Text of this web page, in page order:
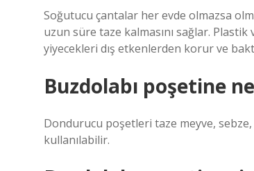
Soğutucu çantalar her evde olmazsa
uzun süre taze kalmasını sağlar.
yiyecekleri dış etkenlerden korur ve
Buzdolabı poşetine
Dondurucu poşetleri taze meyve,
kullanılabilir.